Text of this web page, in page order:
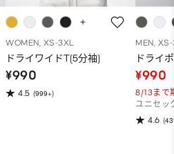
WOMEN, XS-3XL
ドライワイドT(5分袖)
¥990
4.5 (999+)
MEN,
ドライ
¥990
8/13まで
ユニセッ
4.6